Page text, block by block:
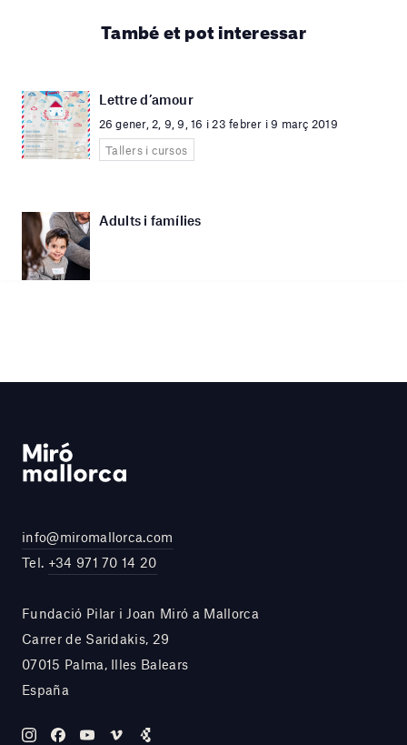
També et pot interessar
Lettre d’amour
26 gener, 2, 9, 9, 16 i 23 febrer i 9 març 2019
Tallers i cursos
Adults i famílies
info@miromallorca.com
Tel. +34 971 70 14 20
Fundació Pilar i Joan Miró a Mallorca
Carrer de Saridakis, 29
07015 Palma, Illes Balears
España